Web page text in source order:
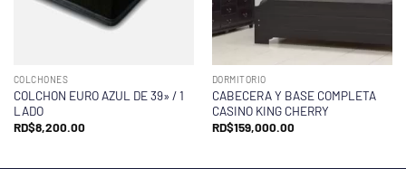
COLCHONES
COLCHON EURO AZUL DE 39» / 1
LADO
RD$8,200.00
DORMITORIO
CABECERA Y BASE COMPLETA
CASINO KING CHERRY
RD$159,000.00